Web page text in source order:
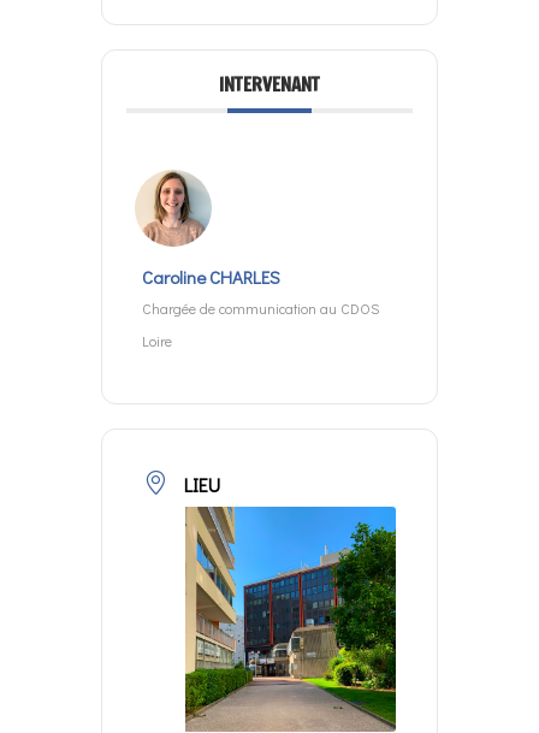
INTERVENANT
Caroline CHARLES
Chargée de communication au CDOS
Loire
LIEU